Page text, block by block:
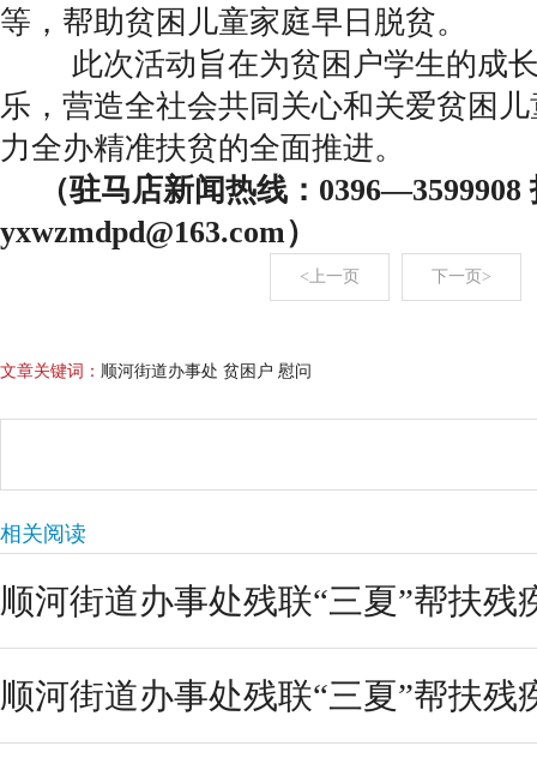
等，帮助贫困儿童家庭早日脱贫。
此次活动旨在为贫困户学生的成
乐，营造全社会共同关心和关爱贫困
力全办精准扶贫的全面推进。
（驻马店新闻热线：0396—3599908
yxwzmdpd@163.com）
<上一页 下一页>
文章关键词： 顺河街道办事处 贫困户 慰问
相关阅读
顺河街道办事处残联“三夏”帮扶残
顺河街道办事处残联“三夏”帮扶残